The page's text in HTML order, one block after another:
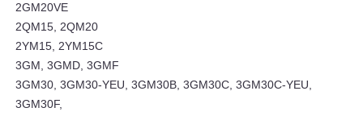
2GM20VE
2QM15, 2QM20
2YM15, 2YM15C
3GM, 3GMD, 3GMF
3GM30, 3GM30-YEU, 3GM30B, 3GM30C, 3GM30C-YEU,
3GM30F,